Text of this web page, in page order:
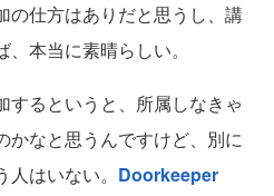
の仕方はありだと思うし、講
本当に素晴らしい。
るというと、所属しなきゃ
かなと思うんですけど、別に
はいない。 Doorkeeper